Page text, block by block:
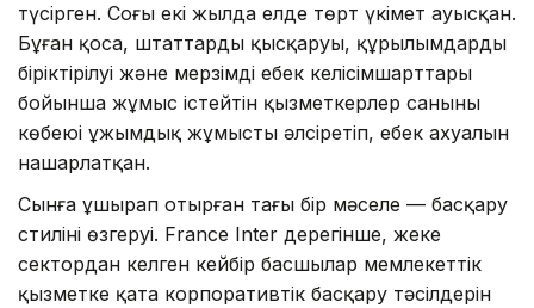
түсірген. Соңғы екі жылда елде төрт үкімет ауысқан.
Бұған қоса, штаттардың қысқаруы, құрылымдардың
біріктірілуі және мерзімді еңбек келісімшарттары
бойынша жұмыс істейтін қызметкерлер санының
көбеюі ұжымдық жұмысты әлсіретіп, еңбек ахуалын
нашарлатқан.
Сынға ұшырап отырған тағы бір мәселе — басқару
стилінің өзгеруі. France Inter дерегінше, жеке
сектордан келген кейбір басшылар мемлекеттік
қызметке қатаң корпоративтік басқару тәсілдерін